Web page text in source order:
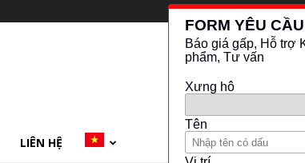
LIÊN HỆ